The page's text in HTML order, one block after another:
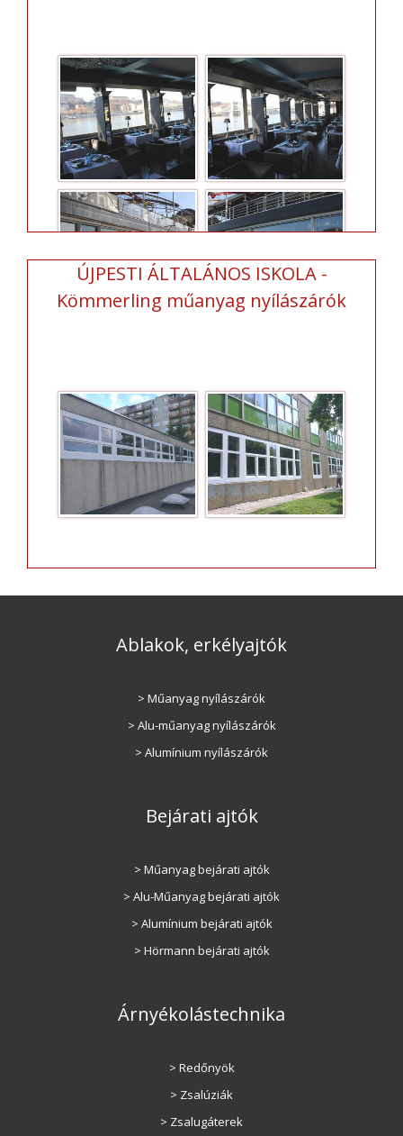
ÚJPESTI ÁLTALÁNOS ISKOLA -
Kömmerling műanyag nyílászárók
Ablakok, erkélyajtók
> Műanyag nyílászárók
> Alu-műanyag nyílászárók
> Alumínium nyílászárók
Bejárati ajtók
> Műanyag bejárati ajtók
> Alu-Műanyag bejárati ajtók
> Alumínium bejárati ajtók
> Hörmann bejárati ajtók
Árnyékolástechnika
> Redőnyök
> Zsalúziák
> Zsalugáterek